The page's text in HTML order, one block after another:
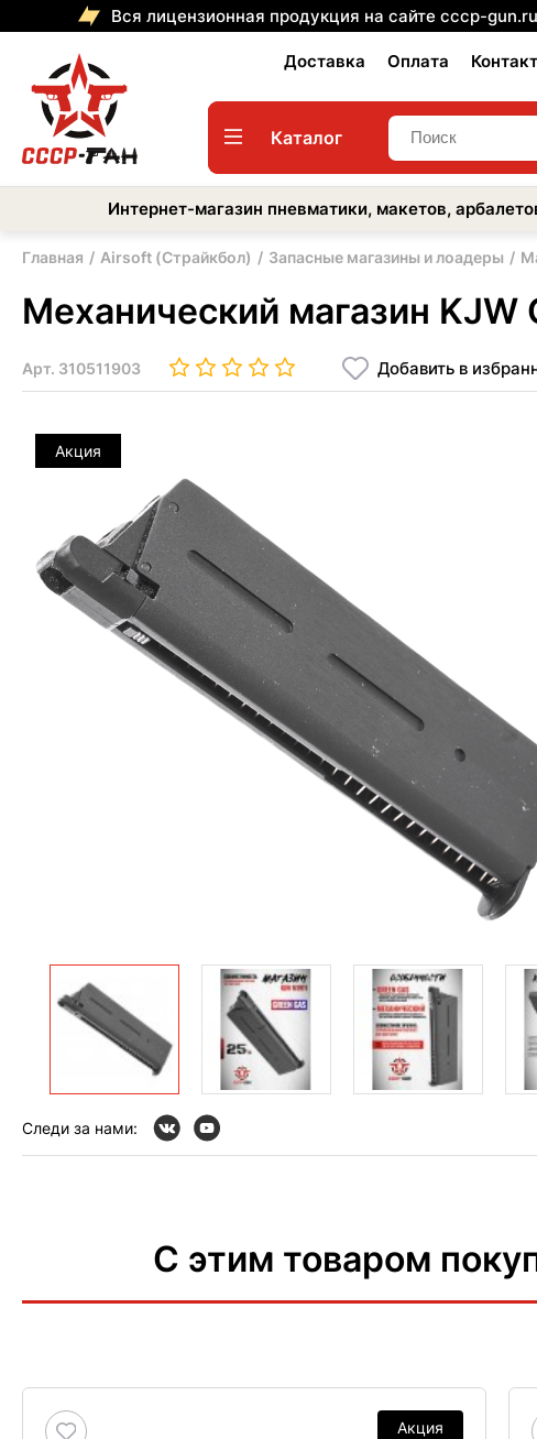
Вся лицензионная продукция на сайте cccp-
Доставка Оплата
Каталог
Интернет-магазин пневматики, макетов,
Главная Airsoft (Страйкбол) Запасные магазины и лоадеры
Механический магазин KJW
Арт. 310511903 Добавить в
Акция
Следи за нами:
С этим товаром
Акция